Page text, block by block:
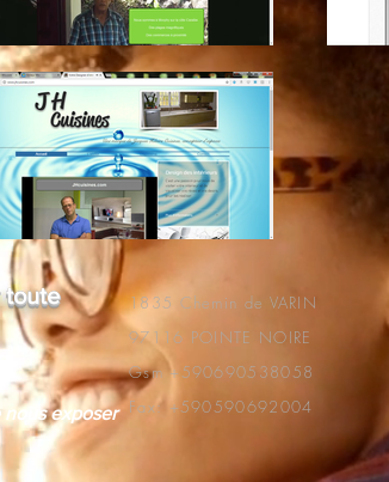
toute
exposer
1835 Chemin de VARIN
97116 POINTE NOIRE
Gsm +590690538058
Fax: +590590692004